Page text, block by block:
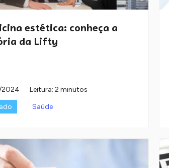
estética: conheça a
da Lifty
Leitura: 2 minutos
Saúde